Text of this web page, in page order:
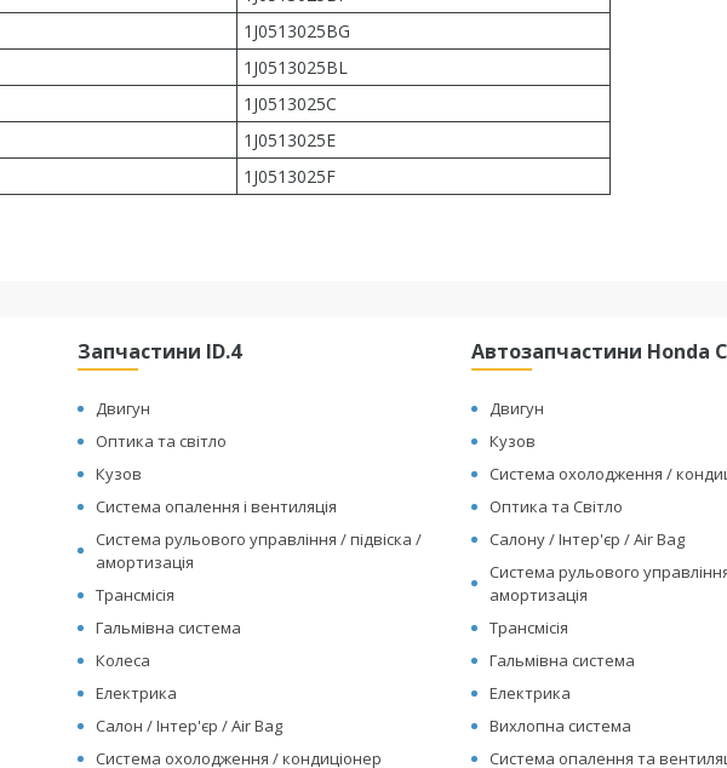
1J0513025BG
1J0513025BL
1J0513025C
1J0513025E
1J0513025F
Запчастини ID.4
Двигун
Оптика та світло
Кузов
Система опалення і вентиляція
Система рульового управління / підвіска /
амортизація
Трансмісія
Гальмівна система
Колеса
Електрика
Салон / Інтер'єр / Air Bag
Система охолодження / кондиціонер
Автозапчастини Honda
Двигун
Кузов
Система охолодження /
Оптика та Світло
Салону / Інтер'єр / Air Bag
Система рульового
амортизація
Трансмісія
Гальмівна система
Електрика
Вихлопна система
Система опалення та